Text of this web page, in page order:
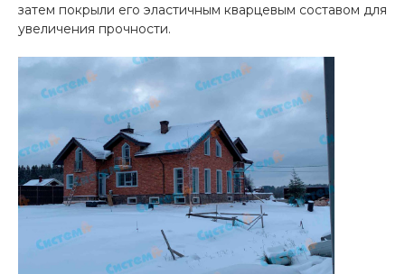
затем покрыли его эластичным кварцевым составом для
увеличения прочности.